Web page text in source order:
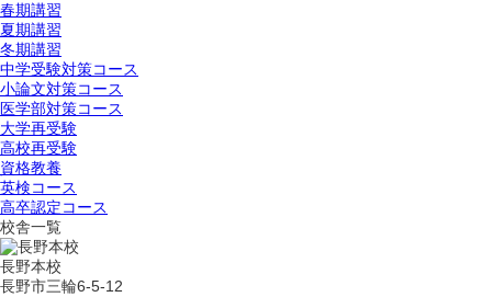
春期講習
夏期講習
冬期講習
中学受験対策コース
小論文対策コース
医学部対策コース
大学再受験
高校再受験
資格教養
英検コース
高卒認定コース
校舎一覧
長野本校
長野市三輪6-5-12